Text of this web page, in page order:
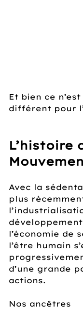
Et bien ce n’est
différent pour
L’histoire
Avec la
plus
l’économie de
l’être humain
d’une grande
actions.
Nos ancêtres